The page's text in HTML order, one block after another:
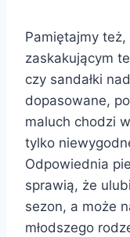
Pamiętajmy
zaskakującym
czy sandałki
dopasowane,
maluch chodzi
tylko
Odpowiednia
sprawią, że
sezon, a może
młodszego